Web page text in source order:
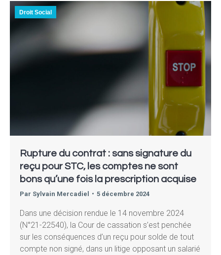
Droit Social
Rupture du contrat : sans signature du
reçu pour STC, les comptes ne sont
bons qu’une fois la prescription acquise
Par Sylvain Mercadiel 5 décembre 2024
Dans une décision rendue le 14 novembre 2024
(N°21-22540), la Cour de cassation s’est penchée
sur les conséquences d’un reçu pour solde de tout
compte non signé, dans un litige opposant un salarié